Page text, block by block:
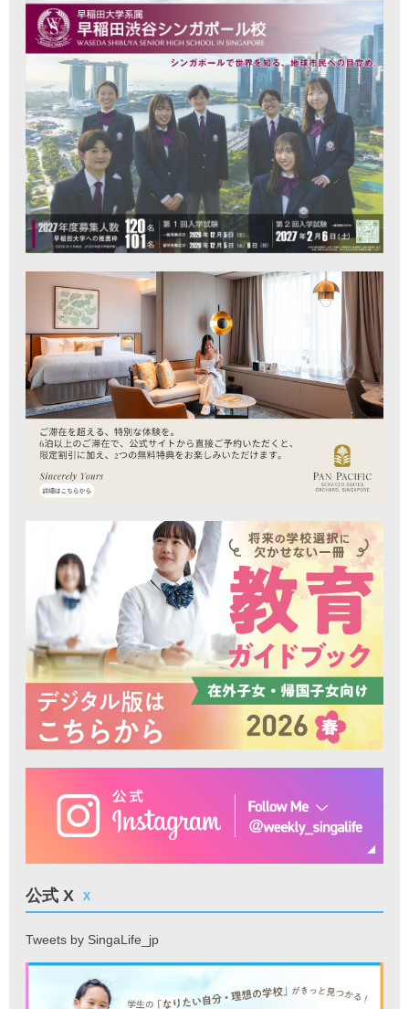
公式 X X
Tweets by SingaLife_jp